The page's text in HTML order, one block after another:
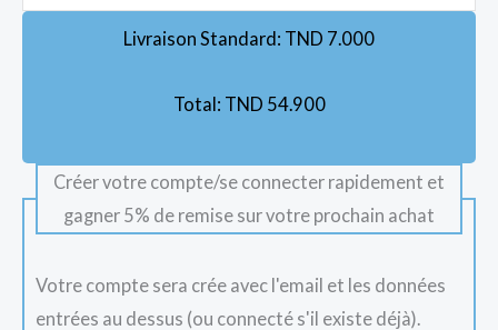
Livraison Standard: TND 7.000
Total: TND 54.900
Créer votre compte/se connecter rapidement et
gagner 5% de remise sur votre prochain achat
Votre compte sera crée avec l'email et les données
entrées au dessus (ou connecté s'il existe déjà).